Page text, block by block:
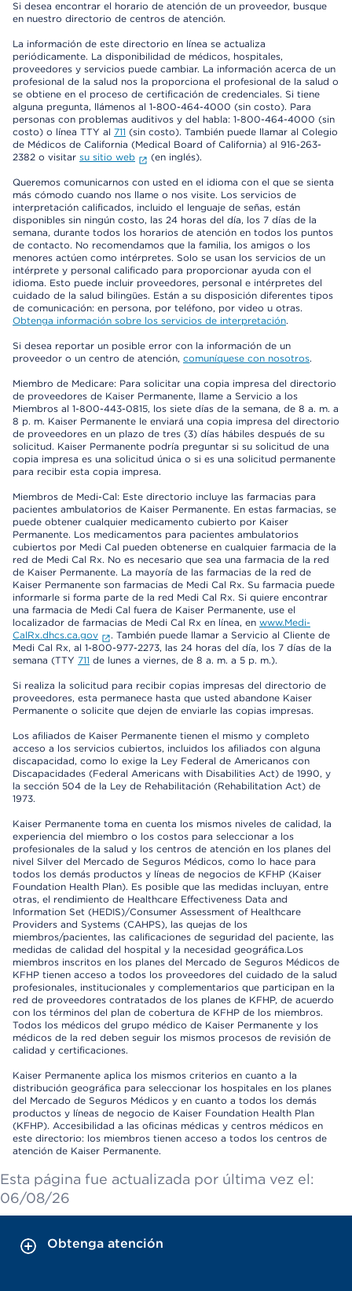
Si desea encontrar el horario de atención de un proveedor, busque
en nuestro directorio de centros de atención.
La información de este directorio en línea se actualiza
periódicamente. La disponibilidad de médicos, hospitales,
proveedores y servicios puede cambiar. La información acerca de un
profesional de la salud nos la proporciona el profesional de la salud o
se obtiene en el proceso de certificación de credenciales. Si tiene
alguna pregunta, llámenos al 1-800-464-4000 (sin costo). Para
personas con problemas auditivos y del habla: 1-800-464-4000 (sin
costo) o línea TTY al 711 (sin costo). También puede llamar al Colegio
de Médicos de California (Medical Board of California) al 916-263-
2382 o visitar su sitio web (en inglés).
Queremos comunicarnos con usted en el idioma con el que se sienta
más cómodo cuando nos llame o nos visite. Los servicios de
interpretación calificados, incluido el lenguaje de señas, están
disponibles sin ningún costo, las 24 horas del día, los 7 días de la
semana, durante todos los horarios de atención en todos los puntos
de contacto. No recomendamos que la familia, los amigos o los
menores actúen como intérpretes. Solo se usan los servicios de un
intérprete y personal calificado para proporcionar ayuda con el
idioma. Esto puede incluir proveedores, personal e intérpretes del
cuidado de la salud bilingües. Están a su disposición diferentes tipos
de comunicación: en persona, por teléfono, por video u otras.
Obtenga información sobre los servicios de interpretación.
Si desea reportar un posible error con la información de un
proveedor o un centro de atención, comuníquese con nosotros.
Miembro de Medicare: Para solicitar una copia impresa del directorio
de proveedores de Kaiser Permanente, llame a Servicio a los
Miembros al 1-800-443-0815, los siete días de la semana, de 8 a. m. a
8 p. m. Kaiser Permanente le enviará una copia impresa del directorio
de proveedores en un plazo de tres (3) días hábiles después de su
solicitud. Kaiser Permanente podría preguntar si su solicitud de una
copia impresa es una solicitud única o si es una solicitud permanente
para recibir esta copia impresa.
Miembros de Medi-Cal: Este directorio incluye las farmacias para
pacientes ambulatorios de Kaiser Permanente. En estas farmacias, se
puede obtener cualquier medicamento cubierto por Kaiser
Permanente. Los medicamentos para pacientes ambulatorios
cubiertos por Medi Cal pueden obtenerse en cualquier farmacia de la
red de Medi Cal Rx. No es necesario que sea una farmacia de la red
de Kaiser Permanente. La mayoría de las farmacias de la red de
Kaiser Permanente son farmacias de Medi Cal Rx. Su farmacia puede
informarle si forma parte de la red Medi Cal Rx. Si quiere encontrar
una farmacia de Medi Cal fuera de Kaiser Permanente, use el
localizador de farmacias de Medi Cal Rx en línea, en www.Medi-
CalRx.dhcs.ca.gov
. También puede llamar a Servicio al Cliente de
Medi Cal Rx, al 1-800-977-2273, las 24 horas del día, los 7 días de la
semana (TTY 711 de lunes a viernes, de 8 a. m. a 5 p. m.).
Si realiza la solicitud para recibir copias impresas del directorio de
proveedores, esta permanece hasta que usted abandone Kaiser
Permanente o solicite que dejen de enviarle las copias impresas.
Los afiliados de Kaiser Permanente tienen el mismo y completo
acceso a los servicios cubiertos, incluidos los afiliados con alguna
discapacidad, como lo exige la Ley Federal de Americanos con
Discapacidades (Federal Americans with Disabilities Act) de 1990, y
la sección 504 de la Ley de Rehabilitación (Rehabilitation Act) de
1973.
Kaiser Permanente toma en cuenta los mismos niveles de calidad, la
experiencia del miembro o los costos para seleccionar a los
profesionales de la salud y los centros de atención en los planes del
nivel Silver del Mercado de Seguros Médicos, como lo hace para
todos los demás productos y líneas de negocios de KFHP (Kaiser
Foundation Health Plan). Es posible que las medidas incluyan, entre
otras, el rendimiento de Healthcare Effectiveness Data and
Information Set (HEDIS)/Consumer Assessment of Healthcare
Providers and Systems (CAHPS), las quejas de los
miembros/pacientes, las calificaciones de seguridad del paciente, las
medidas de calidad del hospital y la necesidad geográfica.Los
miembros inscritos en los planes del Mercado de Seguros Médicos de
KFHP tienen acceso a todos los proveedores del cuidado de la salud
profesionales, institucionales y complementarios que participan en la
red de proveedores contratados de los planes de KFHP, de acuerdo
con los términos del plan de cobertura de KFHP de los miembros.
Todos los médicos del grupo médico de Kaiser Permanente y los
médicos de la red deben seguir los mismos procesos de revisión de
calidad y certificaciones.
Kaiser Permanente aplica los mismos criterios en cuanto a la
distribución geográfica para seleccionar los hospitales en los planes
del Mercado de Seguros Médicos y en cuanto a todos los demás
productos y líneas de negocio de Kaiser Foundation Health Plan
(KFHP). Accesibilidad a las oficinas médicas y centros médicos en
este directorio: los miembros tienen acceso a todos los centros de
atención de Kaiser Permanente.
Esta página fue actualizada por última vez el:
06/08/26
Obtenga atención